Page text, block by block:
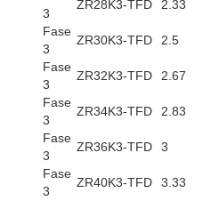
3
ZR28K3-TFD 2.33
Fase
3
ZR30K3-TFD 2.5
Fase
3
ZR32K3-TFD 2.67
Fase
3
ZR34K3-TFD 2.83
Fase
3
ZR36K3-TFD 3
Fase
3
ZR40K3-TFD 3.33